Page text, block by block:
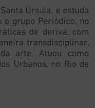
Úrsula, e estuda
grupo Periódico, no
de deriva, com
transdisciplinar,
arte. Atuou como
Urbanos, no Rio de